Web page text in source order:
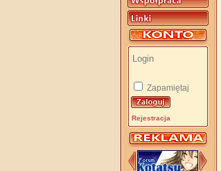
Zapamiętaj
Rejestracja